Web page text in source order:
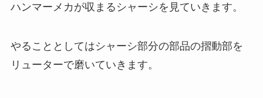
ハンマーメカが収まるシャーシを見ていきます。
やることとしてはシャーシ部分の部品の摺動部を
リューターで磨いていきます。